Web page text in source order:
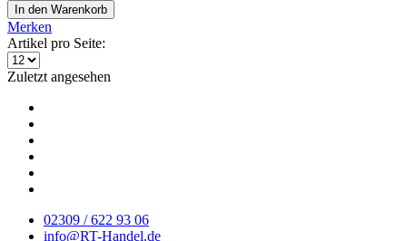
In den Warenkorb
Merken
Artikel pro Seite:
Zuletzt angesehen
02309 / 622 93 06
info@RT-Handel.de